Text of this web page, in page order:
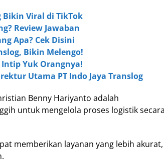
Bikin Viral di TikTok
Review Jawaban
Apa? Cek Disini
Bikin Melengo!
Yuk Orangnya!
Utama PT Indo Jaya Translog
Benny Hariyanto adalah
untuk mengelola proses logistik secara
memberikan layanan yang lebih akurat,